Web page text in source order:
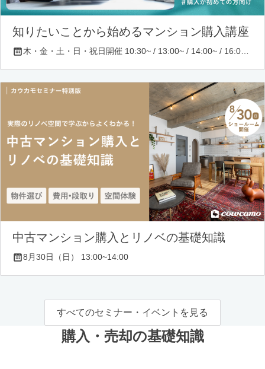
知りたいことから始めるマンション購入講座
木・金・土・日・祝日開催 10:30~ / 13:00~ / 14:00~ / 16:00~ / 17:00~/ 18:30~/ 19:30~
中古マンション購入とリノベの基礎知識
8月30日（日） 13:00~14:00
すべてのセミナー・イベントを見る
購入・売却の基礎知識